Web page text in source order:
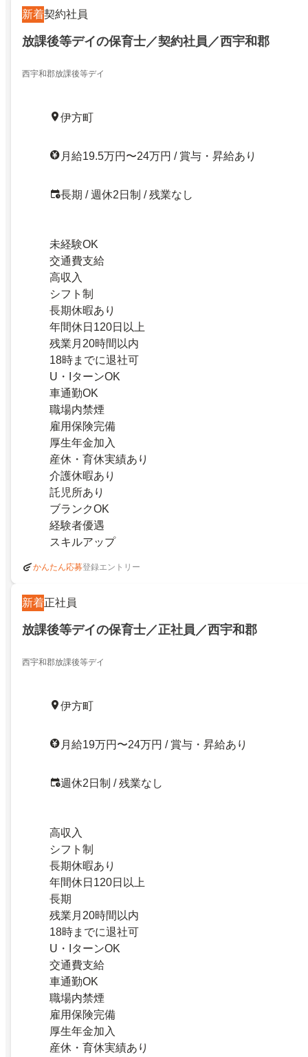
新着契約社員
放課後等デイの保育士／契約社員／西宇和郡
西宇和郡放課後等デイ
伊方町
月給19.5万円〜24万円 / 賞与・昇給あり
長期 / 週休2日制 / 残業なし
未経験OK
交通費支給
高収入
シフト制
長期休暇あり
年間休日120日以上
残業月20時間以内
18時までに退社可
U・IターンOK
車通勤OK
職場内禁煙
雇用保険完備
厚生年金加入
産休・育休実績あり
介護休暇あり
託児所あり
ブランクOK
経験者優遇
スキルアップ
かんたん応募登録エントリー
新着正社員
放課後等デイの保育士／正社員／西宇和郡
西宇和郡放課後等デイ
伊方町
月給19万円〜24万円 / 賞与・昇給あり
週休2日制 / 残業なし
高収入
シフト制
長期休暇あり
年間休日120日以上
長期
残業月20時間以内
18時までに退社可
U・IターンOK
交通費支給
車通勤OK
職場内禁煙
雇用保険完備
厚生年金加入
産休・育休実績あり